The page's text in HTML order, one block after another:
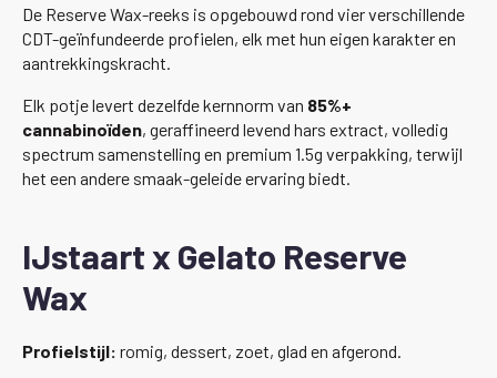
De Reserve Wax-reeks is opgebouwd rond vier verschillende
CDT-geïnfundeerde profielen, elk met hun eigen karakter en
aantrekkingskracht.
Elk potje levert dezelfde kernnorm van 85%+
cannabinoïden, geraffineerd levend hars extract, volledig
spectrum samenstelling en premium 1.5g verpakking, terwijl
het een andere smaak-geleide ervaring biedt.
IJstaart x Gelato Reserve
Wax
Profielstijl: romig, dessert, zoet, glad en afgerond.